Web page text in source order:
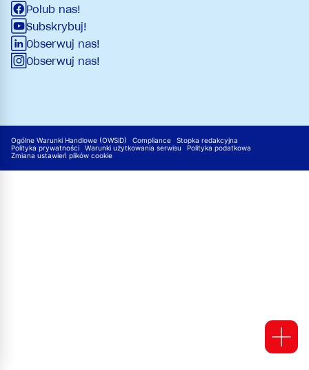
Polub nas!
Subskrybuj!
Obserwuj nas!
Obserwuj nas!
Ogólne Warunki Handlowe (OWSiD) Compliance
Stopka redakcyjna
Polityka prywatności
Warunki użytkowania serwisu
Polityka podatkowa
Zmiana ustawień plików cookie